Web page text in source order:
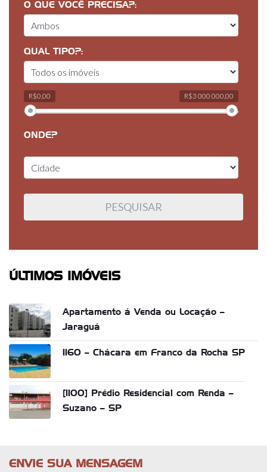
O QUE VOCÊ PRECISA?:
QUAL TIPO?:
R$0,00 R$3 000 000,00
ONDE?
ÚLTIMOS IMÓVEIS
Apartamento á Venda ou Locação –
Jaraguá
1160 – Chácara em Franco da Rocha SP
[1100] Prédio Residencial com Renda –
Suzano – SP
ENVIE SUA MENSAGEM